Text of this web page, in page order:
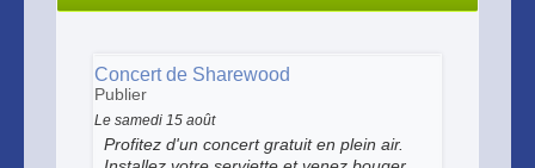
Concert de Sharewood
Publier
Le samedi 15 août
Profitez d'un concert gratuit en plein air.